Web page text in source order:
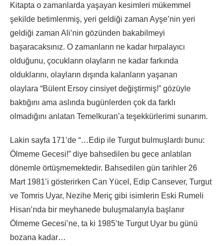
Kitapta o zamanlarda yaşayan kesimleri mükemmel
şekilde betimlenmiş, yeri geldiği zaman Ayşe’nin yeri
geldiği zaman Ali’nin gözünden bakabilmeyi
başaracaksınız. O zamanların ne kadar hırpalayıcı
olduğunu, çocukların olayların ne kadar farkında
olduklarını, olayların dışında kalanların yaşanan
olaylara “Bülent Ersoy cinsiyet değiştirmiş!” gözüyle
baktığını ama aslında bugünlerden çok da farklı
olmadığını anlatan Temelkuran’a teşekkürlerimi sunarım.
Lakin sayfa 171’de “…Edip ile Turgut bulmuşlardı bunu:
Ölmeme Gecesi!” diye bahsedilen bu gece anlatılan
dönemle örtüşmemektedir. Bahsedilen gün tarihler 26
Mart 1981’i gösterirken Can Yücel, Edip Cansever, Turgut
ve Tomris Uyar, Nezihe Meriç gibi isimlerin Eski Rumeli
Hisarı’nda bir meyhanede buluşmalarıyla başlanır
Ölmeme Gecesi’ne, ta ki 1985’te Turgut Uyar bu günü
bozana kadar…